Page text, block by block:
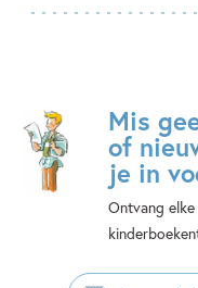
Mis
of
je in
Ontvang
E-